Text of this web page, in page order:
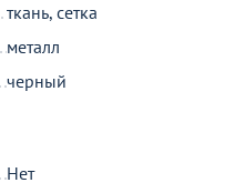
ткань, сетка
металл
черный
Нет
Стол Лофт-2, 1400х800х750